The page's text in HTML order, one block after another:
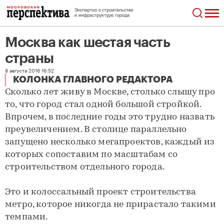
Москва как шестая часть
страны
8 августа 2016 16:52
КОЛОНКА ГЛАВНОГО РЕДАКТОРА
Москва как шестая часть страны
Сколько лет живу в Москве, столько слышу про
то, что город стал одной большой стройкой.
Впрочем, в последние годы это трудно назвать
преувеличением. В столице параллельно
запущено несколько мегапроектов, каждый из
которых сопоставим по масштабам со
строительством отдельного города.
Это и колоссальный проект строительства
метро, которое никогда не прирастало такими
темпами.